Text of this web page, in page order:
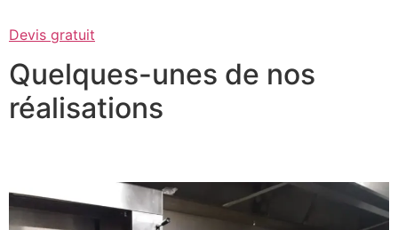
Devis gratuit
Quelques-unes de nos
réalisations